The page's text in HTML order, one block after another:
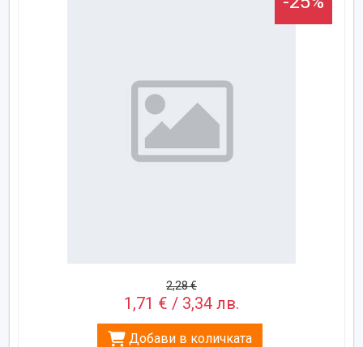
2,28 €
1,71 € / 3,34 лв.
Добави в количката